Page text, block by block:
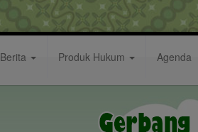
Berita Produk Hukum Agenda